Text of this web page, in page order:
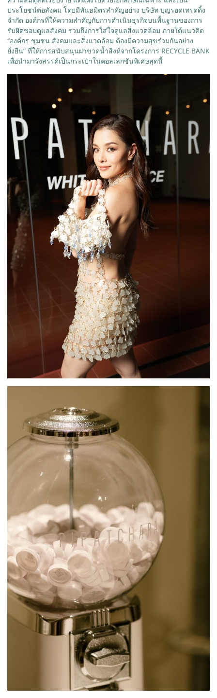
ประโยชน์ต่อสังคม โดยมีพันธมิตรสำคัญอย่าง บริษัท บุญรอดเทรดดิ้ง
จำกัด องค์กรที่ให้ความสำคัญกับการดำเนินธุรกิจบนพื้นฐานของการ
รับผิดชอบดูแลสังคม รวมถึงการใส่ใจดูแลสิ่งแวดล้อม ภายใต้แนวคิด
“องค์กร ชุมชน สังคมและสิ่งแวดล้อม ต้องมีความสุขร่วมกันอย่าง
ยั่งยืน” ที่ให้การสนับสนุนฝาขวดน้ำสิงห์จากโครงการ RECYCLE BANK
เพื่อนำมารังสรรค์เป็นกระเป๋าในคอลเลกชันพิเศษสุดนี้